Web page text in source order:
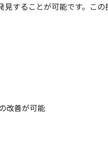
することが可能です。こ
改善が可能